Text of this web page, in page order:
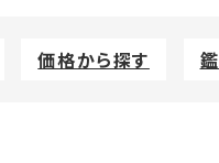
価格から探す